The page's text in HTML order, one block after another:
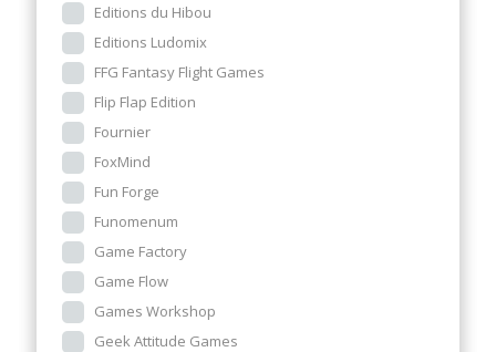
Editions du Hibou
Editions Ludomix
FFG Fantasy Flight Games
Flip Flap Edition
Fournier
FoxMind
Fun Forge
Funomenum
Game Factory
Game Flow
Games Workshop
Geek Attitude Games